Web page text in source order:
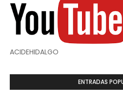
ACIDEHIDALGO
ENTRADAS